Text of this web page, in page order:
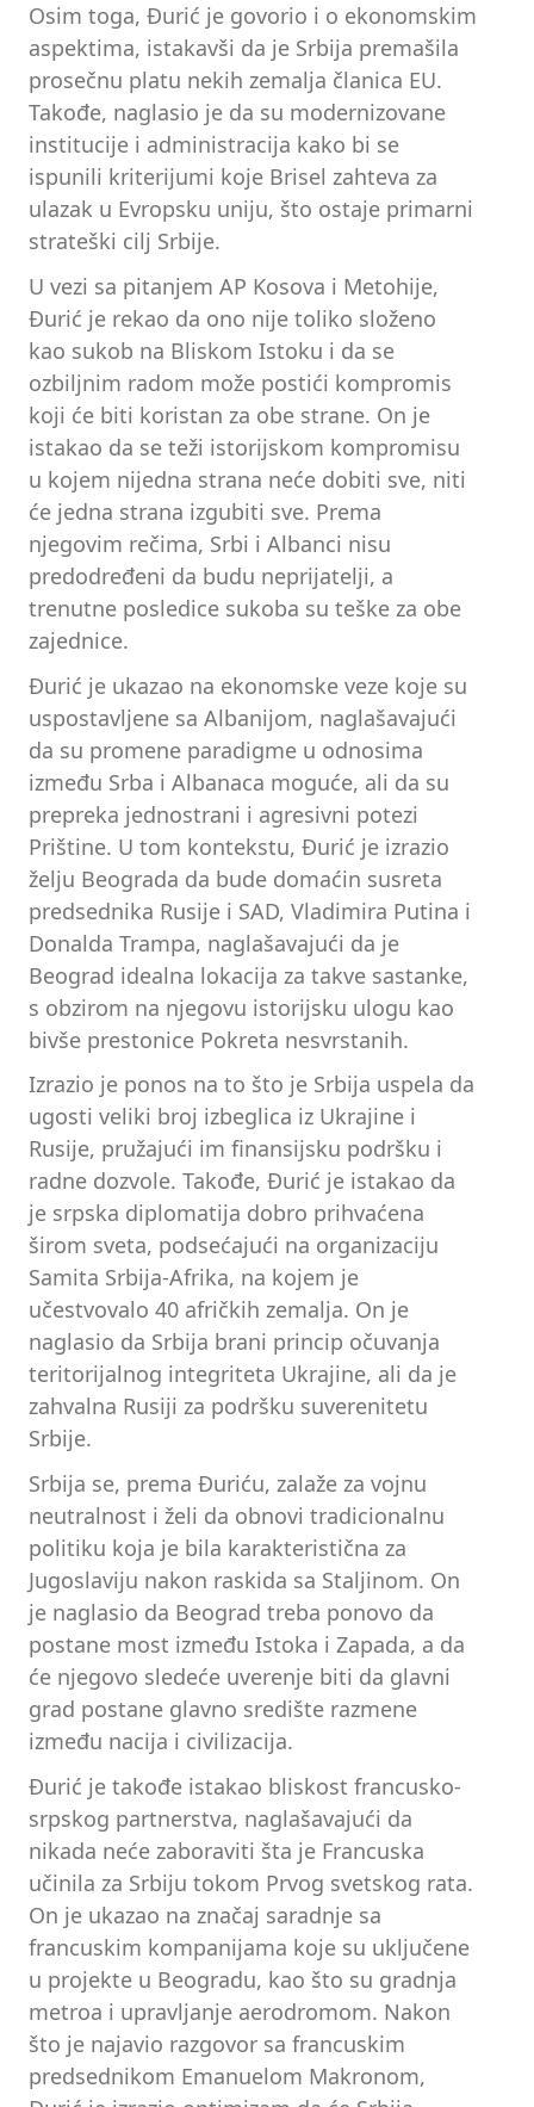
Osim toga, Đurić je govorio i o ekonomskim
aspektima, istakavši da je Srbija premašila
prosečnu platu nekih zemalja članica EU.
Takođe, naglasio je da su modernizovane
institucije i administracija kako bi se
ispunili kriterijumi koje Brisel zahteva za
ulazak u Evropsku uniju, što ostaje primarni
strateški cilj Srbije.
U vezi sa pitanjem AP Kosova i Metohije,
Đurić je rekao da ono nije toliko složeno
kao sukob na Bliskom Istoku i da se
ozbiljnim radom može postići kompromis
koji će biti koristan za obe strane. On je
istakao da se teži istorijskom kompromisu
u kojem nijedna strana neće dobiti sve, niti
će jedna strana izgubiti sve. Prema
njegovim rečima, Srbi i Albanci nisu
predodređeni da budu neprijatelji, a
trenutne posledice sukoba su teške za obe
zajednice.
Đurić je ukazao na ekonomske veze koje su
uspostavljene sa Albanijom, naglašavajući
da su promene paradigme u odnosima
između Srba i Albanaca moguće, ali da su
prepreka jednostrani i agresivni potezi
Prištine. U tom kontekstu, Đurić je izrazio
želju Beograda da bude domaćin susreta
predsednika Rusije i SAD, Vladimira Putina i
Donalda Trampa, naglašavajući da je
Beograd idealna lokacija za takve sastanke,
s obzirom na njegovu istorijsku ulogu kao
bivše prestonice Pokreta nesvrstanih.
Izrazio je ponos na to što je Srbija uspela da
ugosti veliki broj izbeglica iz Ukrajine i
Rusije, pružajući im finansijsku podršku i
radne dozvole. Takođe, Đurić je istakao da
je srpska diplomatija dobro prihvaćena
širom sveta, podsećajući na organizaciju
Samita Srbija-Afrika, na kojem je
učestvovalo 40 afričkih zemalja. On je
naglasio da Srbija brani princip očuvanja
teritorijalnog integriteta Ukrajine, ali da je
zahvalna Rusiji za podršku suverenitetu
Srbije.
Srbija se, prema Đuriću, zalaže za vojnu
neutralnost i želi da obnovi tradicionalnu
politiku koja je bila karakteristična za
Jugoslaviju nakon raskida sa Staljinom. On
je naglasio da Beograd treba ponovo da
postane most između Istoka i Zapada, a da
će njegovo sledeće uverenje biti da glavni
grad postane glavno središte razmene
između nacija i civilizacija.
Đurić je takođe istakao bliskost francusko-
srpskog partnerstva, naglašavajući da
nikada neće zaboraviti šta je Francuska
učinila za Srbiju tokom Prvog svetskog rata.
On je ukazao na značaj saradnje sa
francuskim kompanijama koje su uključene
u projekte u Beogradu, kao što su gradnja
metroa i upravljanje aerodromom. Nakon
što je najavio razgovor sa francuskim
predsednikom Emanuelom Makronom,